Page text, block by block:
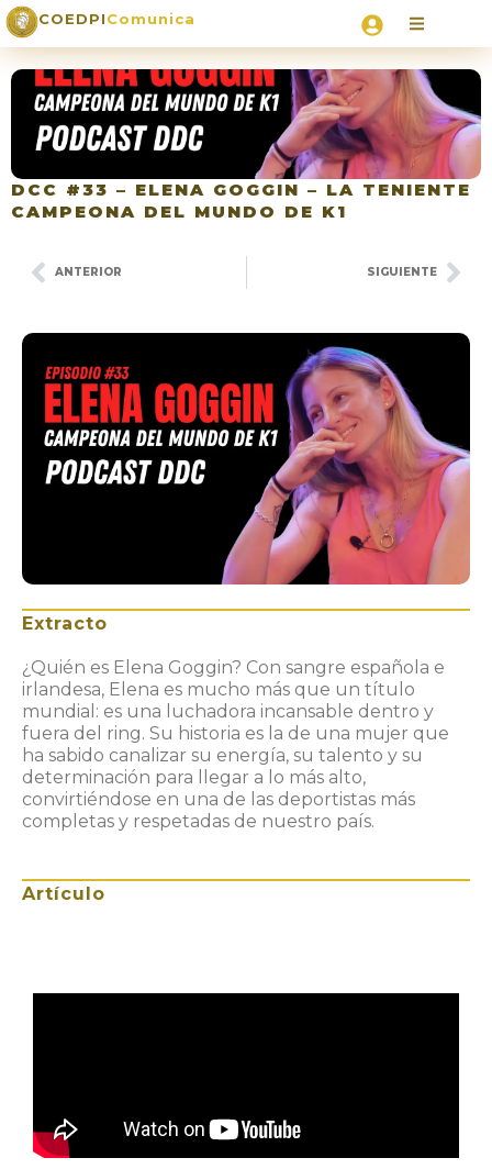
COEDPIComunica
DCC #33 – ELENA GOGGIN – LA TENIENTE
CAMPEONA DEL MUNDO DE K1
ANTERIOR SIGUIENTE
Extracto
¿Quién es Elena Goggin? Con sangre española e
irlandesa, Elena es mucho más que un título
mundial: es una luchadora incansable dentro y
fuera del ring. Su historia es la de una mujer que
ha sabido canalizar su energía, su talento y su
determinación para llegar a lo más alto,
convirtiéndose en una de las deportistas más
completas y respetadas de nuestro país.
Artículo